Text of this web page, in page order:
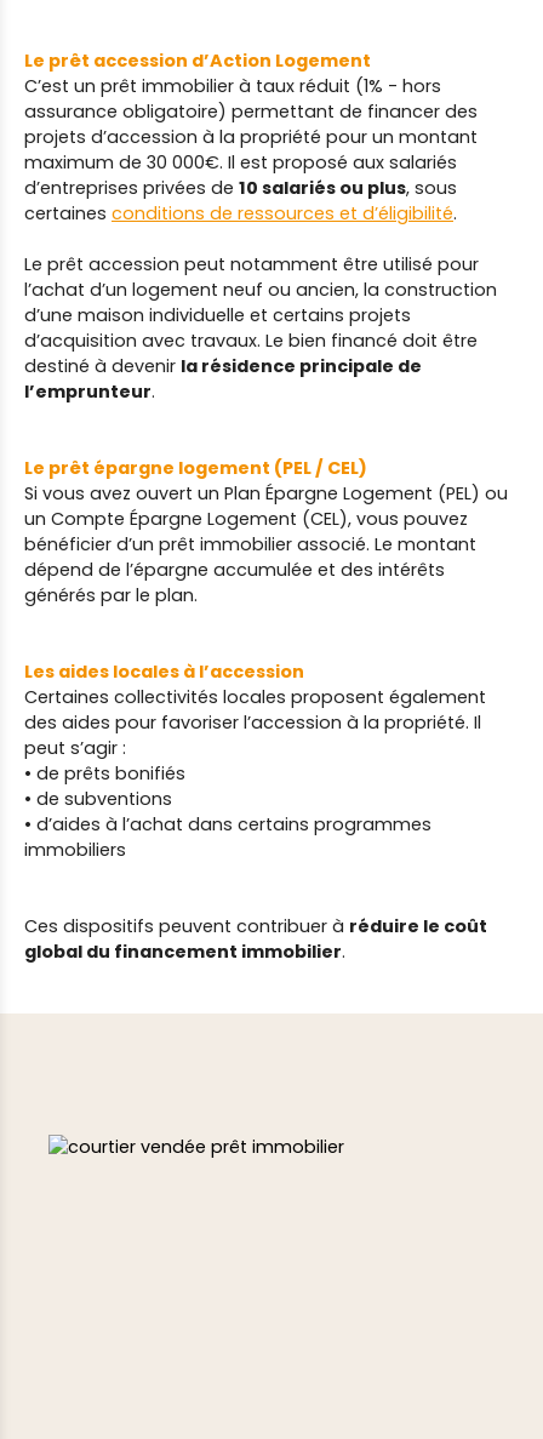
Le prêt accession d’Action Logement
C’est un prêt immobilier à taux réduit (1% - hors
assurance obligatoire) permettant de financer des
projets d’accession à la propriété pour un montant
maximum de 30 000€. Il est proposé aux salariés
d’entreprises privées de 10 salariés ou plus, sous
certaines conditions de ressources et d’éligibilité.
Le prêt accession peut notamment être utilisé pour
l’achat d’un logement neuf ou ancien, la construction
d’une maison individuelle et certains projets
d’acquisition avec travaux. Le bien financé doit être
destiné à devenir la résidence principale de
l’emprunteur.
Le prêt épargne logement (PEL / CEL)
Si vous avez ouvert un Plan Épargne Logement (PEL) ou
un Compte Épargne Logement (CEL), vous pouvez
bénéficier d’un prêt immobilier associé. Le montant
dépend de l’épargne accumulée et des intérêts
générés par le plan.
Les aides locales à l’accession
Certaines collectivités locales proposent également
des aides pour favoriser l’accession à la propriété. Il
peut s’agir :
• de prêts bonifiés
• de subventions
• d’aides à l’achat dans certains programmes
immobiliers
Ces dispositifs peuvent contribuer à réduire le coût
global du financement immobilier.